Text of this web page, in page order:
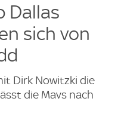
Dallas
sich von
Dirk Nowitzki die
die Mavs nach